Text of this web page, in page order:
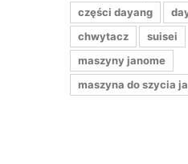
części dayang
chwytacz
suisei
maszyny janome
maszyna do szycia